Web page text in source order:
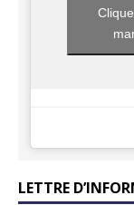
LETTRE